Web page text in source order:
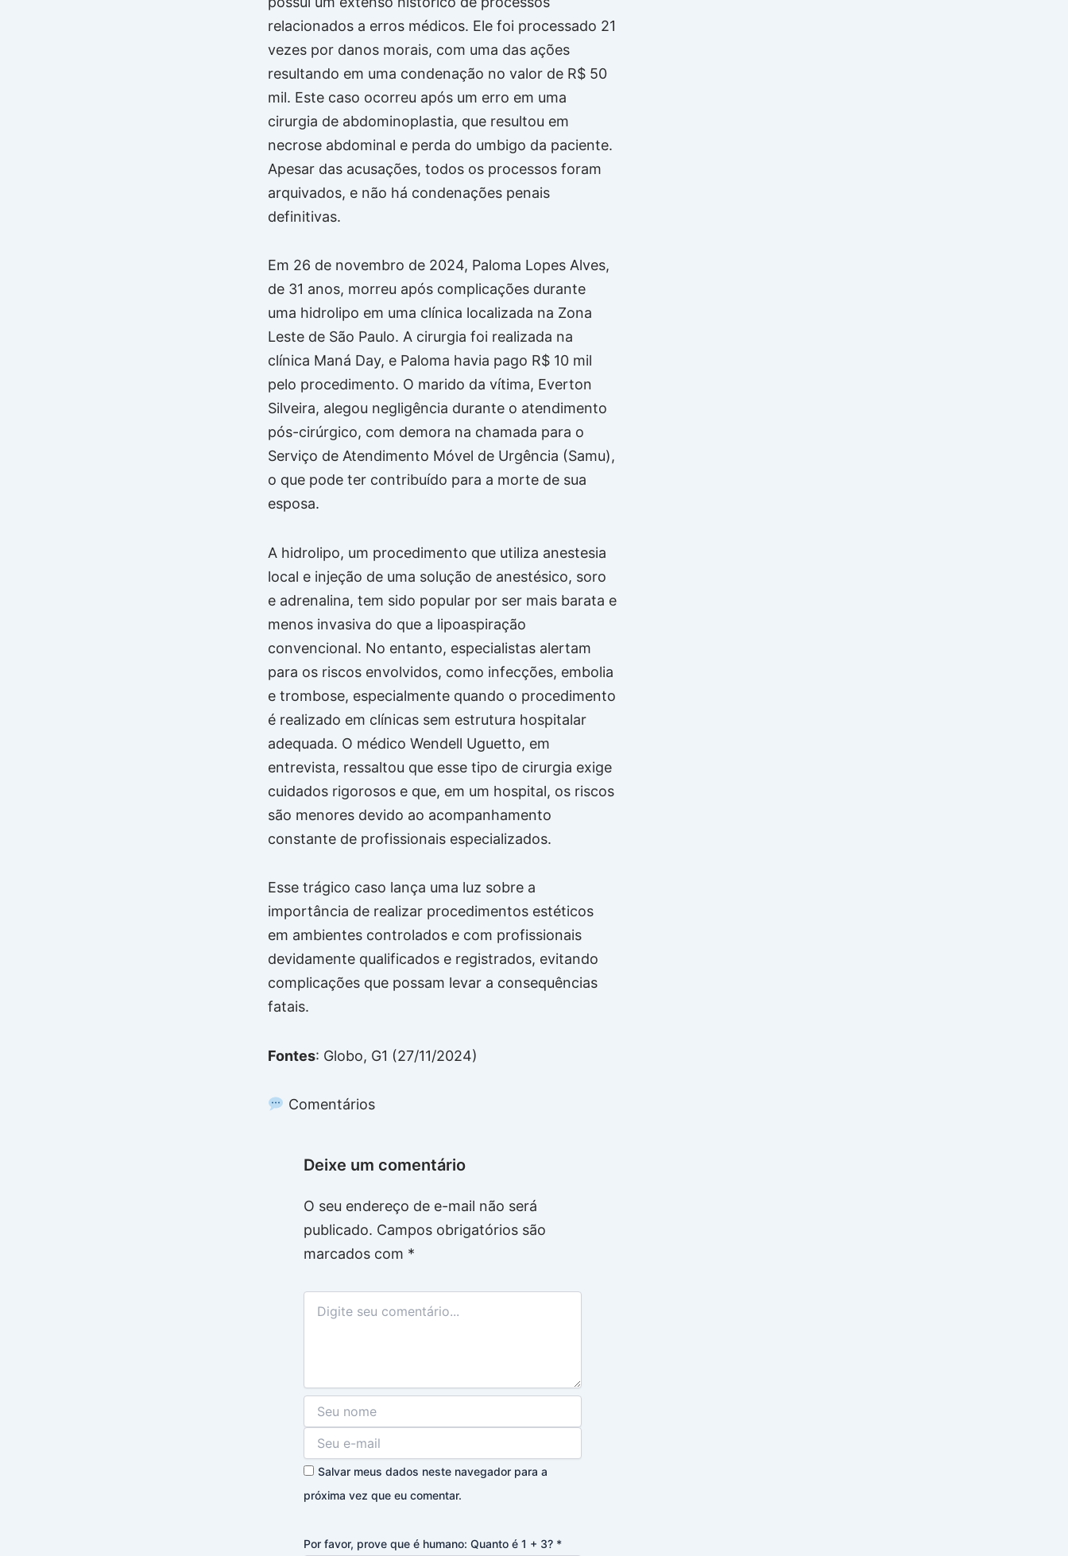
relacionados a erros médicos. Ele foi processado 21
vezes por danos morais, com uma das ações
resultando em uma condenação no valor de R$ 50
mil. Este caso ocorreu após um erro em uma
cirurgia de abdominoplastia, que resultou em
necrose abdominal e perda do umbigo da paciente.
Apesar das acusações, todos os processos foram
arquivados, e não há condenações penais
definitivas.
Em 26 de novembro de 2024, Paloma Lopes Alves,
de 31 anos, morreu após complicações durante
uma hidrolipo em uma clínica localizada na Zona
Leste de São Paulo. A cirurgia foi realizada na
clínica Maná Day, e Paloma havia pago R$ 10 mil
pelo procedimento. O marido da vítima, Everton
Silveira, alegou negligência durante o atendimento
pós-cirúrgico, com demora na chamada para o
Serviço de Atendimento Móvel de Urgência (Samu),
o que pode ter contribuído para a morte de sua
esposa.
A hidrolipo, um procedimento que utiliza anestesia
local e injeção de uma solução de anestésico, soro
e adrenalina, tem sido popular por ser mais barata e
menos invasiva do que a lipoaspiração
convencional. No entanto, especialistas alertam
para os riscos envolvidos, como infecções, embolia
e trombose, especialmente quando o procedimento
é realizado em clínicas sem estrutura hospitalar
adequada. O médico Wendell Uguetto, em
entrevista, ressaltou que esse tipo de cirurgia exige
cuidados rigorosos e que, em um hospital, os riscos
são menores devido ao acompanhamento
constante de profissionais especializados.
Esse trágico caso lança uma luz sobre a
importância de realizar procedimentos estéticos
em ambientes controlados e com profissionais
devidamente qualificados e registrados, evitando
complicações que possam levar a consequências
fatais.
Fontes: Globo, G1 (27/11/2024)
Comentários
Deixe um comentário
O seu endereço de e-mail não será
publicado. Campos obrigatórios são
marcados com *
Salvar meus dados neste navegador para a
próxima vez que eu comentar.
Por favor, prove que é humano: Quanto é 1 + 3? *